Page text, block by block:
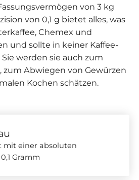
von 3 kg
von 0,1 g bietet alles, was
Chemex und
und sollte in keiner Kaffee-
werden sie auch zum
zum Abwiegen von Gewürzen
Kochen schätzen.
mit einer absoluten
Gramm